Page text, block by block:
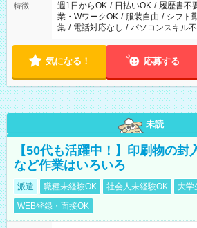
特徴 週1日からOK / 日払いOK / 履歴書不
業・WワークOK / 服装自由 / シフト
集 / 電話対応なし / パソコンスキル
気になる！ 応募する
未読
【50代も活躍中！】印刷物の封
など作業はいろいろ
派遣 職種未経験OK 社会人未経験OK 大学
WEB登録・面接OK